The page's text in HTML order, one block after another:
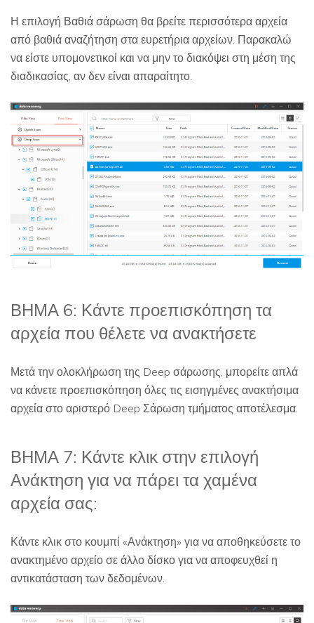
Η επιλογή Βαθιά σάρωση θα βρείτε περισσότερα αρχεία
από βαθιά αναζήτηση στα ευρετήρια αρχείων. Παρακαλώ
να είστε υπομονετικοί και να μην το διακόψει στη μέση της
διαδικασίας, αν δεν είναι απαραίτητο.
ΒΗΜΑ 6: Κάντε προεπισκόπηση τα
αρχεία που θέλετε να ανακτήσετε
Μετά την ολοκλήρωση της Deep σάρωσης, μπορείτε απλά
να κάνετε προεπισκόπηση όλες τις εισηγμένες ανακτήσιμα
αρχεία στο αριστερό Deep Σάρωση τμήματος αποτέλεσμα.
ΒΗΜΑ 7: Κάντε κλικ στην επιλογή
Ανάκτηση για να πάρει τα χαμένα
αρχεία σας:
Κάντε κλικ στο κουμπί «Ανάκτηση» για να αποθηκεύσετε το
ανακτημένο αρχείο σε άλλο δίσκο για να αποφευχθεί η
αντικατάσταση των δεδομένων.